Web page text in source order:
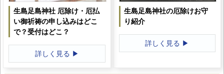
生島足島神社 厄除け・厄払
い御祈祷の申し込みはどこ
で？受付はどこ？
詳しく見る ▶
生島足島神社の厄除けお守
り紹介
詳しく見る ▶